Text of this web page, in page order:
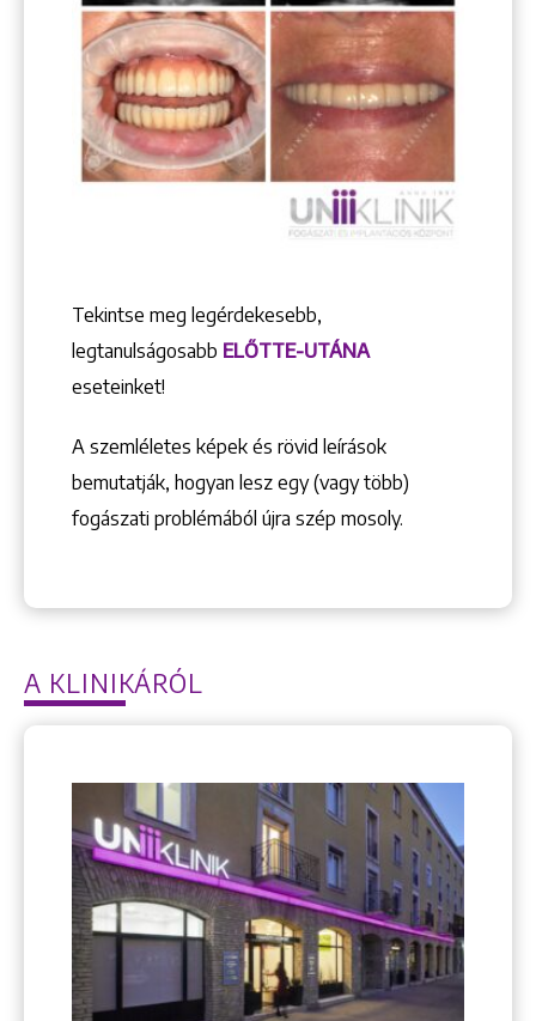
Tekintse meg legérdekesebb,
legtanulságosabb ELŐTTE-UTÁNA
eseteinket!
A szemléletes képek és rövid leírások
bemutatják, hogyan lesz egy (vagy több)
fogászati problémából újra szép mosoly.
A KLINIKÁRÓL